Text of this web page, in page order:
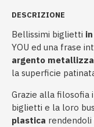
DESCRIZIONE
Bellissimi biglietti
YOU ed una frase
argento
la superficie
Grazie alla filosofia
biglietti e la loro
plastica rendendoli